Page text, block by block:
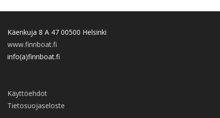
Käenkuja 8 A 47 00500 Helsinki
www.finnboat.fi
info(a)finnboat.fi
Käyttöehdot
Tietosuojaseloste